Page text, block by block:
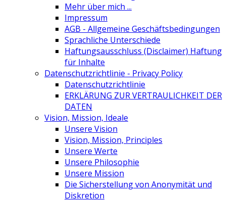
Mehr über mich ...
Impressum
AGB - Allgemeine Geschäftsbedingungen
Sprachliche Unterschiede
Haftungsausschluss (Disclaimer) Haftung
für Inhalte
Datenschutzrichtlinie - Privacy Policy
Datenschutzrichtlinie
ERKLÄRUNG ZUR VERTRAULICHKEIT DER
DATEN
Vision, Mission, Ideale
Unsere Vision
Vision, Mission, Principles
Unsere Werte
Unsere Philosophie
Unsere Mission
Die Sicherstellung von Anonymität und
Diskretion